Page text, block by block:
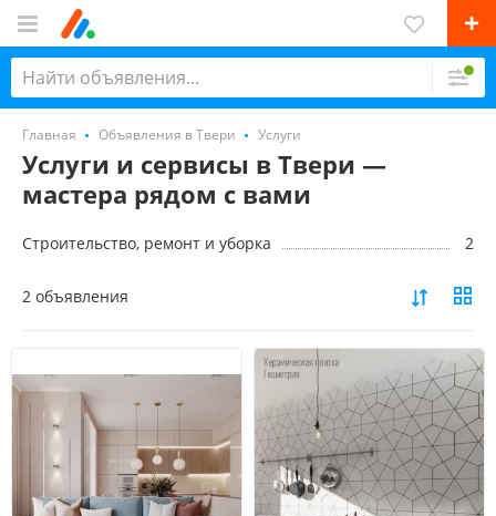
Главная Объявления в Твери Услуги
Услуги и сервисы в Твери —
мастера рядом с вами
Строительство, ремонт и уборка 2
2 объявления